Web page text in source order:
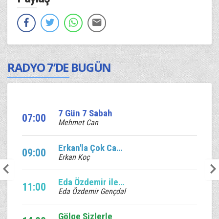
RADYO 7’DE BUGÜN
07:00 7 Gün 7 Sabah
Mehmet Can
09:00 Erkan'la Çok Canlı
Erkan Koç
11:00 Eda Özdemir ile Edalı Saatler
Eda Özdemir Gençdal
Gölge Sizlerle